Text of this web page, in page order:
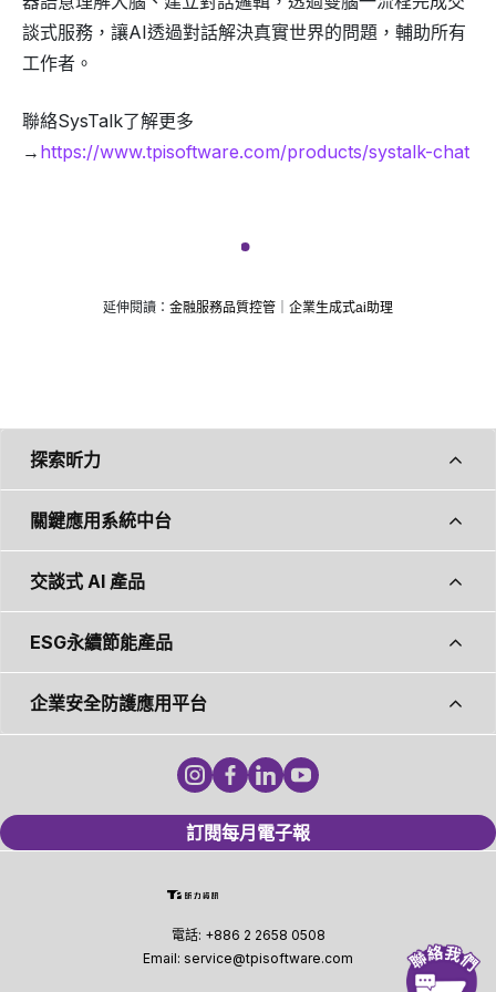
談式服務，讓AI透過對話解決真實世界的問題，輔助所有
工作者。
聯絡SysTalk了解更多
→ https://www.tpisoftware.com/products/systalk-chat
延伸閱讀： 金融服務品質控管 企業生成式ai助理
探索昕力
關鍵應用系統中台
交談式 AI 產品
ESG永續節能產品
企業安全防護應用平台
訂閱每月電子報
電話: +886 2 2658 0508
Email: service@tpisoftware.com